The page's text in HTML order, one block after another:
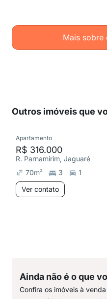
Mais sobre
Outros imóveis que
Apartamento
R$ 316.000
R. Parnamirim, Jaguaré
70m² 3
1
Ver contato
Ainda não é o que
Confira os imóveis à